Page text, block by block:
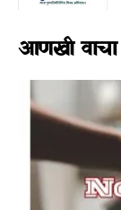
आणखी वाचा